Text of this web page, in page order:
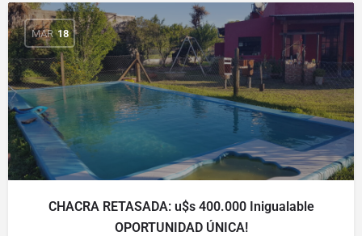
MAR 18
CHACRA RETASADA: u$s 400.000 Inigualable
OPORTUNIDAD ÚNICA!